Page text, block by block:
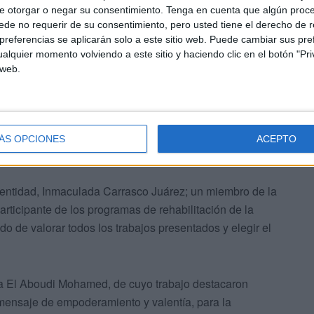
otorgar o negar su consentimiento. Tenga en cuenta que algún
no requerir de su consentimiento, pero usted tiene el derecho de
se aplicarán solo a este sitio web. Puede cambiar sus
momento volviendo a este sitio y haciendo clic en el botón
OPCIONES ACEPTO
que organizaAcefepy ha contado con un total de 73
concurso muy consolidado.
Inmaculada Carrasco Juárez; un miembro de la
de los programas de rehabilitación de la
de valorar todos los trabajos presentados y elegir el
Aboudi Mohamed, de cuyo trabajo destacaron
de empoderamiento y valentía, para la